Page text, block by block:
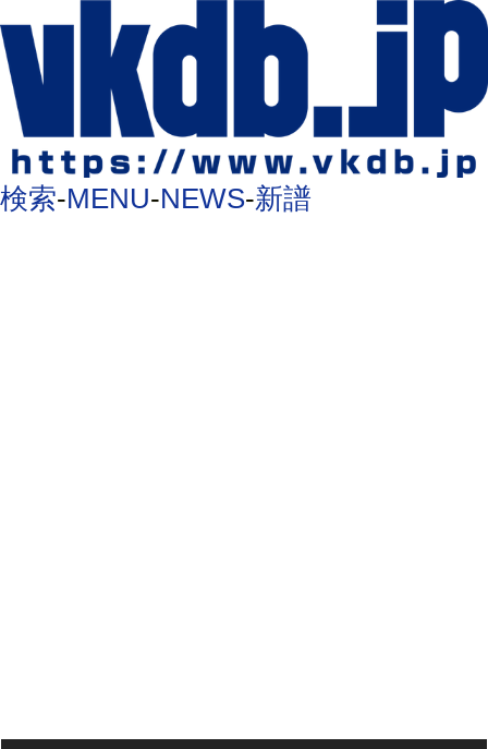
検索-MENU-NEWS-新譜